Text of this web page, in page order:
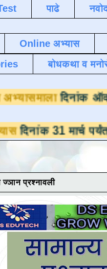
पाढे
Online अभ्यास
बोधकथा व
दैनंदिन
पर्यंत
ज्ञान प्रश्नावली